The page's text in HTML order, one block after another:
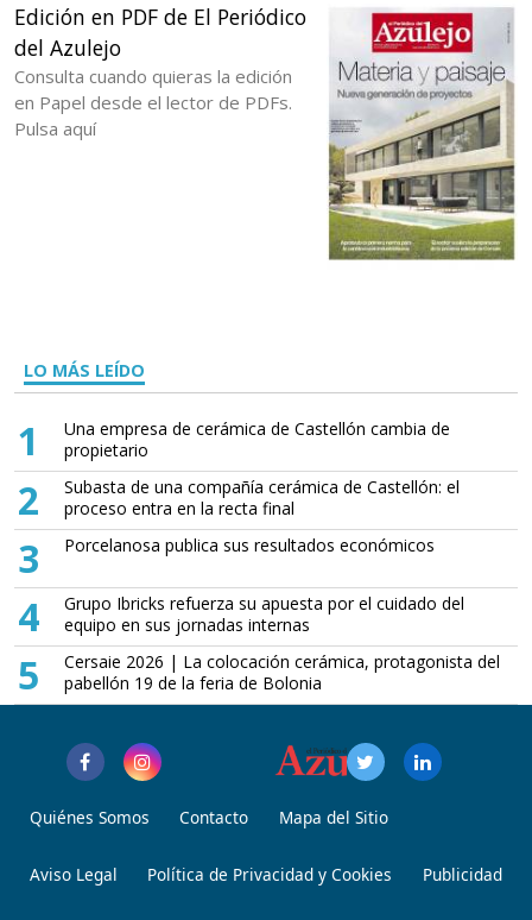
Edición en PDF de El Periódico
del Azulejo
Consulta cuando quieras la edición
en Papel desde el lector de PDFs.
Pulsa aquí
LO MÁS LEÍDO
1
Una empresa de cerámica de Castellón cambia de
propietario
2
Subasta de una compañía cerámica de Castellón: el
proceso entra en la recta final
3 Porcelanosa publica sus resultados económicos
4
Grupo Ibricks refuerza su apuesta por el cuidado del
equipo en sus jornadas internas
5
Cersaie 2026 | La colocación cerámica, protagonista del
pabellón 19 de la feria de Bolonia
Quiénes Somos Contacto Mapa del Sitio
Aviso Legal Política de Privacidad y Cookies Publicidad